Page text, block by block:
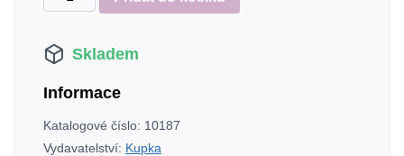
plakát
-
sloves
množství
Skladem
Informace
Katalogové číslo: 10187
Vydavatelství: Kupka